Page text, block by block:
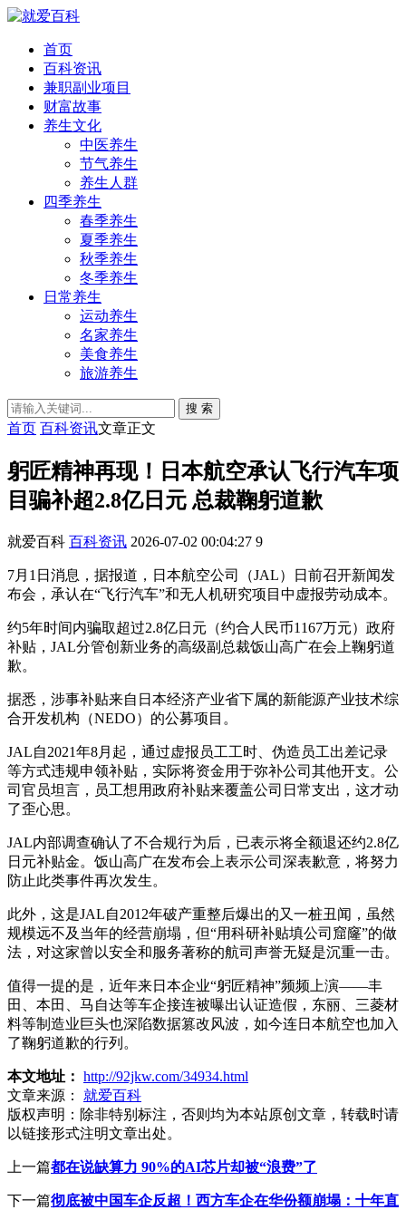
首页
百科资讯
兼职副业项目
财富故事
养生文化
中医养生
节气养生
养生人群
四季养生
春季养生
夏季养生
秋季养生
冬季养生
日常养生
运动养生
名家养生
美食养生
旅游养生
搜 索
首页 百科资讯文章正文
躬匠精神再现！日本航空承认飞行汽车项
目骗补超2.8亿日元 总裁鞠躬道歉
就爱百科 百科资讯 2026-07-02 00:04:27 9
7月1日消息，据报道，日本航空公司（JAL）日前召开新闻发
布会，承认在“飞行汽车”和无人机研究项目中虚报劳动成本。
约5年时间内骗取超过2.8亿日元（约合人民币1167万元）政府
补贴，JAL分管创新业务的高级副总裁饭山高广在会上鞠躬道
歉。
据悉，涉事补贴来自日本经济产业省下属的新能源产业技术综
合开发机构（NEDO）的公募项目。
JAL自2021年8月起，通过虚报员工工时、伪造员工出差记录
等方式违规申领补贴，实际将资金用于弥补公司其他开支。公
司官员坦言，员工想用政府补贴来覆盖公司日常支出，这才动
了歪心思。
JAL内部调查确认了不合规行为后，已表示将全额退还约2.8亿
日元补贴金。饭山高广在发布会上表示公司深表歉意，将努力
防止此类事件再次发生。
此外，这是JAL自2012年破产重整后爆出的又一桩丑闻，虽然
规模远不及当年的经营崩塌，但“用科研补贴填公司窟窿”的做
法，对这家曾以安全和服务著称的航司声誉无疑是沉重一击。
值得一提的是，近年来日本企业“躬匠精神”频频上演——丰
田、本田、马自达等车企接连被曝出认证造假，东丽、三菱材
料等制造业巨头也深陷数据篡改风波，如今连日本航空也加入
了鞠躬道歉的行列。
本文地址： http://92jkw.com/34934.html
文章来源：
就爱百科
版权声明： 除非特别标注，否则均为本站原创文章，转载时请
以链接形式注明文章出处。
上一篇都在说缺算力 90%的AI芯片却被“浪费”了
下一篇彻底被中国车企反超！西方车企在华份额崩塌：十年直